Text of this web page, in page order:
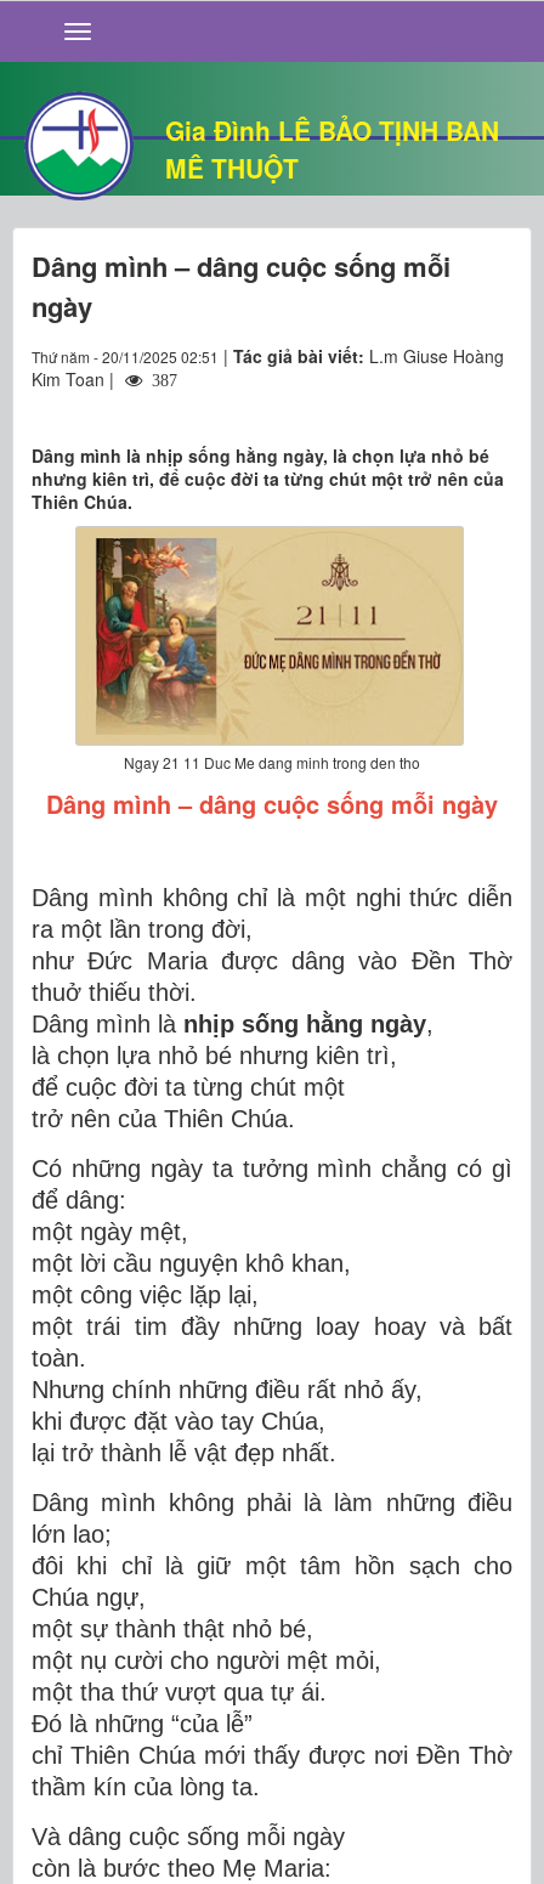
Gia Đình LÊ BẢO TỊNH BAN
MÊ THUỘT
GIỚI THIỆU
TIN TỨC
SỐNG ĐẠO
CHUYỆN NHÀ
QUÁN VĂN
THƯ GIÃN
Dâng mình – dâng cuộc sống mỗi
ngày
Thứ năm - 20/11/2025 02:51 | Tác giả bài viết: L.m Giuse Hoàng
Kim Toan |
387
Dâng mình là nhịp sống hằng ngày, là chọn lựa nhỏ bé
nhưng kiên trì, để cuộc đời ta từng chút một trở nên của
Thiên Chúa.
Ngay 21 11 Duc Me dang minh trong den tho
Dâng mình – dâng cuộc sống mỗi ngày
Dâng mình không chỉ là một nghi thức diễn
ra một lần trong đời,
như Đức Maria được dâng vào Đền Thờ
thuở thiếu thời.
Dâng mình là nhịp sống hằng ngày,
là chọn lựa nhỏ bé nhưng kiên trì,
để cuộc đời ta từng chút một
trở nên của Thiên Chúa.
Có những ngày ta tưởng mình chẳng có gì
để dâng:
một ngày mệt,
một lời cầu nguyện khô khan,
một công việc lặp lại,
một trái tim đầy những loay hoay và bất
toàn.
Nhưng chính những điều rất nhỏ ấy,
khi được đặt vào tay Chúa,
lại trở thành lễ vật đẹp nhất.
Dâng mình không phải là làm những điều
lớn lao;
đôi khi chỉ là giữ một tâm hồn sạch cho
Chúa ngự,
một sự thành thật nhỏ bé,
một nụ cười cho người mệt mỏi,
một tha thứ vượt qua tự ái.
Đó là những “của lễ”
chỉ Thiên Chúa mới thấy được nơi Đền Thờ
thầm kín của lòng ta.
Và dâng cuộc sống mỗi ngày
còn là bước theo Mẹ Maria: